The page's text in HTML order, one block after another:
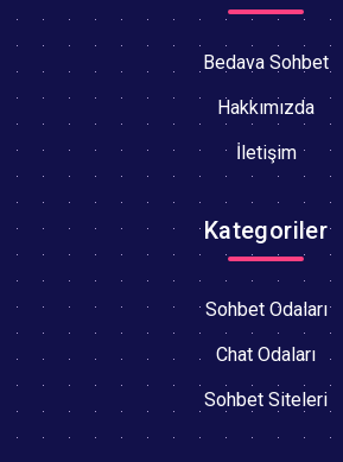
Bedava Sohbet
Hakkımızda
İletişim
Kategoriler
Sohbet Odaları
Chat Odaları
Sohbet Siteleri